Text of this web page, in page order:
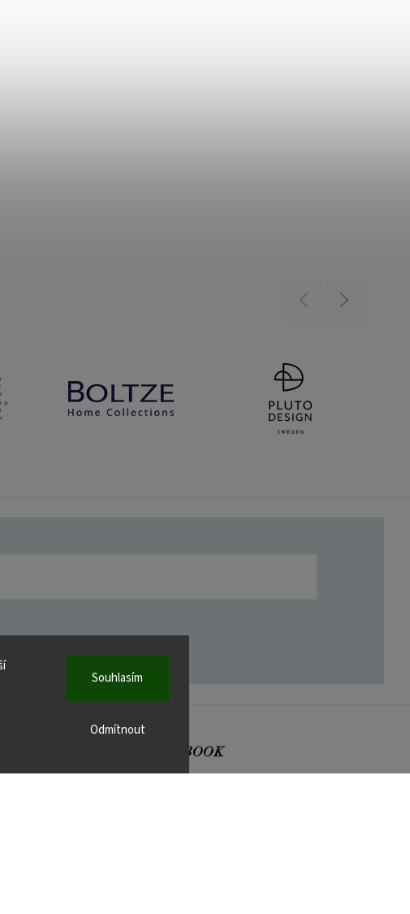
Odmítnout
Souhlasím
Previous Next
FACEBOOK